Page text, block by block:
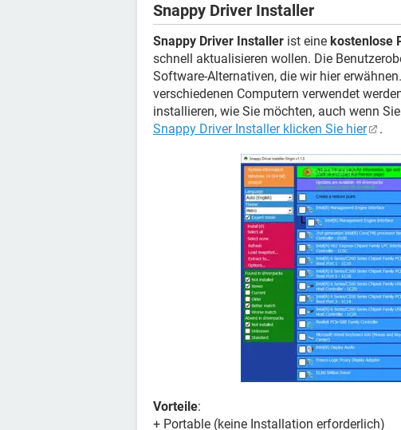
Snappy Driver Installer
Snappy Driver Installer ist eine kostenlose
schnell aktualisieren wollen. Die
Software-Alternativen, die wir hier
verschiedenen Computern verwendet
installieren, wie Sie möchten, auch wenn Sie
Snappy Driver Installer klicken Sie hier
.
Vorteile:
+ Portable (keine Installation erforderlich)